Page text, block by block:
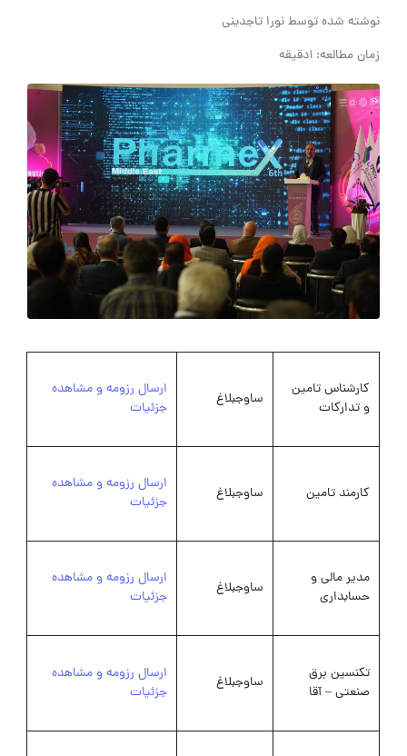
نوشته شده توسطنورا تاجدینی
زمان مطالعه: 1دقیقه
کارشناس تامین
و تدارکات
ساوجبلاغ
ارسال رزومه و مشاهده
جزئیات
کارمند تامین ساوجبلاغ
ارسال رزومه و مشاهده
جزئیات
مدیر مالی و
حسابداری
ساوجبلاغ
ارسال رزومه و مشاهده
جزئیات
تکنسین برق
صنعتی – آقا
ساوجبلاغ
ارسال رزومه و مشاهده
جزئیات